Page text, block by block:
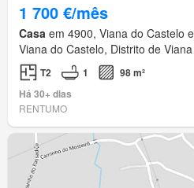
1 700 €/mês
Casa em 4900, Viana do Castelo
Viana do Castelo, Distrito de
T2 1
98 m²
Há 30+ dias
RENTUMO